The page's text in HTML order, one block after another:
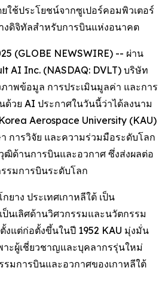
ใช้ประโยชน์จากซูเปอร์คอมพิวเตอร์
งดิจิทัลสำหรับการบินแห่งอนาคต
(GLOBE NEWSWIRE) -- ผ่าน
AI Inc. (NASDAQ: DVLT) บริษัท
าพข้อมูล การประเมินมูลค่า และการ
ด้วย AI ประกาศในวันนี้ว่าได้ลงนาม
Aerospace University (KAU)
การวิจัย และความร่วมมือระดับโลก
ด้านการบินและอวกาศ ซึ่งส่งผลต่อ
รมการบินระดับโลก
ยาง ประเทศเกาหลีใต้ เป็น
นเลิศด้านวิศวกรรมและนวัตกรรม
งแต่ก่อตั้งขึ้นในปี 1952 KAU มุ่งมั่น
าะผู้เชี่ยวชาญและบุคลากรรุ่นใหม่
มการบินและอวกาศของเกาหลีใต้